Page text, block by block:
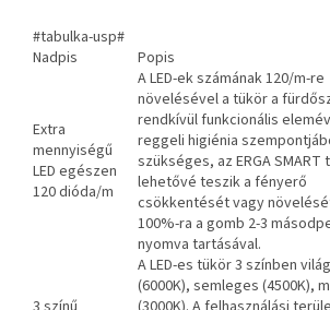
#tabulka-usp#
Nadpis
Popis
Extra
mennyiségű
LED egészen
120 dióda/m
A LED-ek számának 120/m-re
növelésével a tükör a
rendkívül funkcionális
reggeli higiénia
szükséges, az ERGA SMART
lehetővé teszik a fényerő
csökkentését vagy
100%-ra a gomb 2-3
nyomva tartásával.
A LED-es tükör 3 színben
(6000K), semleges (4500K),